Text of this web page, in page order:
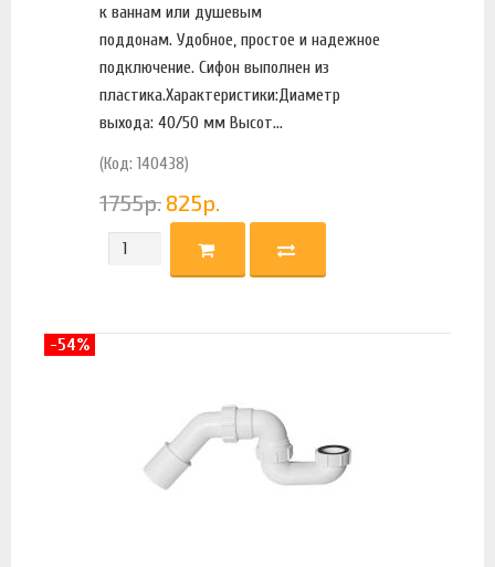
к ваннам или душевым
поддонам. Удобное, простое и надежное
подключение. Сифон выполнен из
пластика.Характеристики:Диаметр
выхода: 40/50 мм Высот...
(Код: 140438)
1755р. 825р.
-54%